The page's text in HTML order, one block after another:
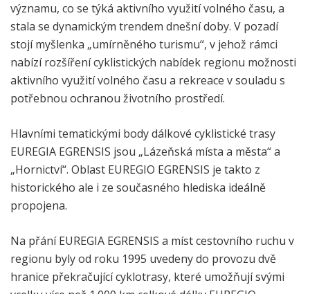
významu, co se týká aktivního využití volného času, a
stala se dynamickým trendem dnešní doby. V pozadí
stojí myšlenka „umírněného turismu“, v jehož rámci
nabízí rozšíření cyklistických nabídek regionu možnosti
aktivního využití volného času a rekreace v souladu s
potřebnou ochranou životního prostředí.
Hlavními tematickými body dálkové cyklistické trasy
EUREGIA EGRENSIS jsou „Lázeňská místa a města“ a
„Hornictví“. Oblast EUREGIO EGRENSIS je takto z
historického ale i ze současného hlediska ideálně
propojena.
Na přání EUREGIA EGRENSIS a míst cestovního ruchu v
regionu byly od roku 1995 uvedeny do provozu dvě
hranice překračující cyklotrasy, které umožňují svými